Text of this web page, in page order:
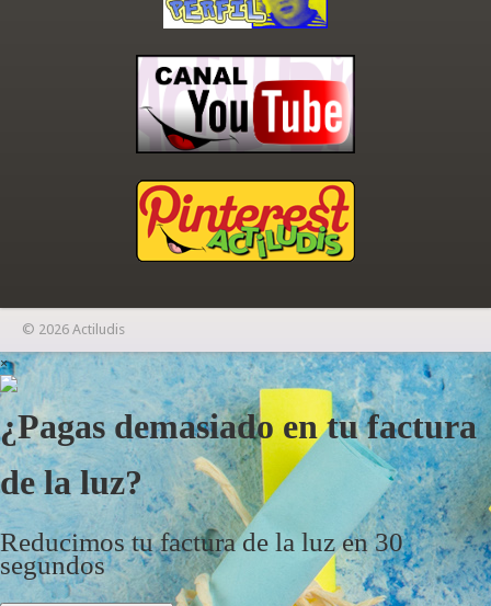
© 2026 Actiludis
×
¿Pagas demasiado en tu factura
de la luz?
Reducimos tu factura de la luz en 30
segundos